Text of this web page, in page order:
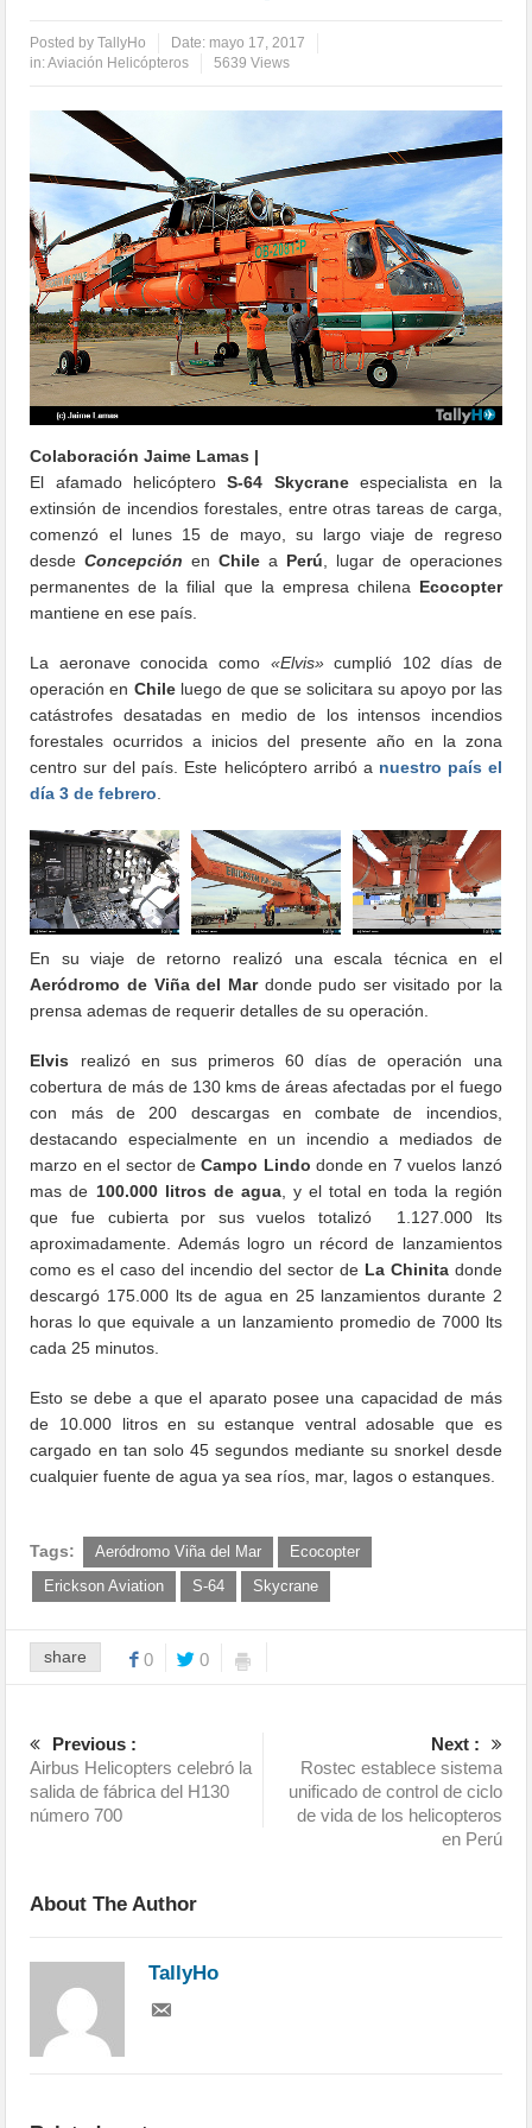
Posted byTallyHo Date: mayo 17, 2017
in:Aviación Helicópteros 5639 Views
Colaboración Jaime Lamas |
El afamado helicópteroS-64 Skycraneespecialista en la
extinsión de incendios forestales, entre otras tareas de carga,
comenzó el lunes 15 de mayo, su largo viaje de regreso
desdeConcepción enChile a Perú , lugar de operaciones
permanentes de la filial que la empresa chilena Ecocopter
mantiene en ese país.
La aeronave conocida como «Elvis»cumplió 102 días de
operación en Chileluego de que se solicitara su apoyo por las
catástrofes desatadas en medio de los intensos incendios
forestales ocurridos a inicios del presente año en la zona
centro sur del país. Este helicóptero arribó a nuestro país el
día 3 de febrero
En su viaje de retorno realizó una escala técnica en el
Aeródromo de Viña del Mardonde pudo ser visitado por la
prensa ademas de requerir detalles de su operación.
Elvis realizó en sus primeros 60 días de operación una
cobertura de más de 130 kms de áreas afectadas por el fuego
con más de 200 descargas en combate de incendios,
destacando especialmente en un incendio a mediados de
marzo en el sector deCampo Lindo donde en 7 vuelos lanzó
mas de 100.000 litros de agua, y el total en toda la región
que fue cubierta por sus vuelos totalizó 1.127.000 lts
aproximadamente. Además logro un récord de lanzamientos
como es el caso del incendio del sector de La Chinitadonde
descargó 175.000 lts de agua en 25 lanzamientos durante 2
horas lo que equivale a un lanzamiento promedio de 7000 lts
cada 25 minutos.
Esto se debe a que el aparato posee una capacidad de más
de 10.000 litros en su estanque ventral adosable que es
cargado en tan solo 45 segundos mediante su snorkel desde
cualquier fuente de agua ya sea ríos, mar, lagos o estanques.
Tags: Aeródromo Viña del Mar
Ecocopter
Erickson Aviation
S-64 Skycrane
share 0 0
Previous :
Airbus Helicopters celebró la
salida de fábrica del H130
número 700
Next :
Rostec establece sistema
unificado de control de ciclo
de vida de los helicopteros
en Perú
About The Author
TallyHo